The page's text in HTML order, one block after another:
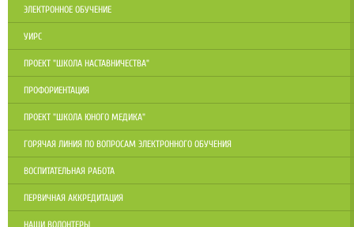
ЭЛЕКТРОННОЕ ОБУЧЕНИЕ
УИРС
ПРОЕКТ "ШКОЛА НАСТАВНИЧЕСТВА"
ПРОФОРИЕНТАЦИЯ
ПРОЕКТ "ШКОЛА ЮНОГО МЕДИКА"
ГОРЯЧАЯ ЛИНИЯ ПО ВОПРОСАМ ЭЛЕКТРОННОГО ОБУЧЕНИЯ
ВОСПИТАТЕЛЬНАЯ РАБОТА
ПЕРВИЧНАЯ АККРЕДИТАЦИЯ
НАШИ ВОЛОНТЕРЫ